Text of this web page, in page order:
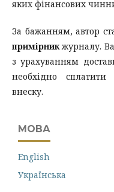
яких фінансових
За бажанням, автор
примірникжурналу.
з урахуванням
необхідно сплатити
внеску.
МОВА
English
Українська